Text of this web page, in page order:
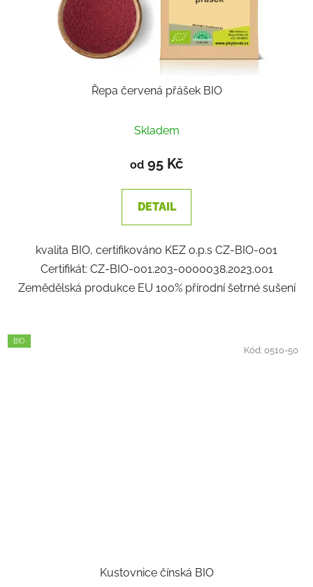
Řepa červená přášek BIO
Skladem
od 95 Kč
DETAIL
kvalita BIO, certifikováno KEZ o.p.s CZ-BIO-001
Certifikát: CZ-BIO-001.203-0000038.2023.001
Zemědělská produkce EU 100% přírodní šetrné sušení
BIO
Kustovnice čínská BIO
Kód:0510-50